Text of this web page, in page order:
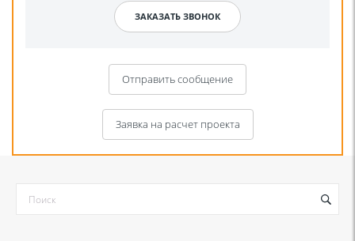
Отправить сообщение
Заявка на расчет проекта